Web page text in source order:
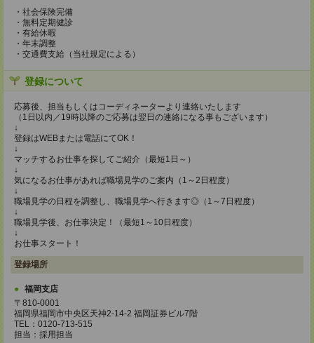
・社会保険完備
・無料定期健診
・有給休暇
・年末調整
・交通費支給（当社規定による）
登録について
応募後、担当もしくはコーディネーターより連絡いたします
（1日以内／19時以降のご応募は翌日の連絡になる事もございます）
↓
登録はWEBまたは電話にてOK！
↓
マッチするお仕事を探してご紹介（最短1日～）
↓
気になるお仕事があれば職場見学のご案内（1～2日程度）
↓
職場見学の日程を調整し、職場見学へ行きます◎（1～7日程度）
↓
職場見学後、お仕事決定！（最短1～10日程度）
↓
お仕事スタート！
登録場所
福岡支店
〒810-0001
福岡県福岡市中央区天神2-14-2 福岡証券ビル7階
TEL：0120-713-515
担当：採用担当